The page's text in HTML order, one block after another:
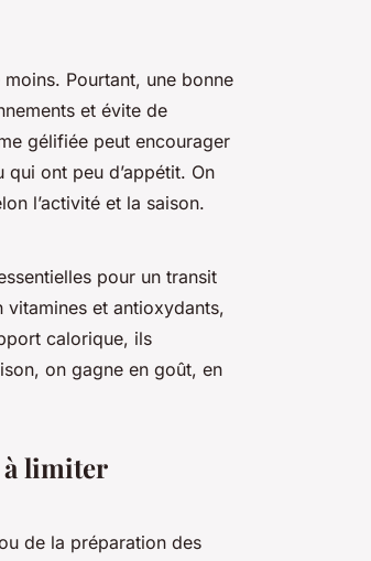
Pourtant, une bonne
et évite de
gélifiée peut encourager
ont peu d’appétit. On
l’activité et la saison.
pour un transit
vitamines et antioxydants,
calorique, ils
on gagne en goût, en
à limiter
de la préparation des